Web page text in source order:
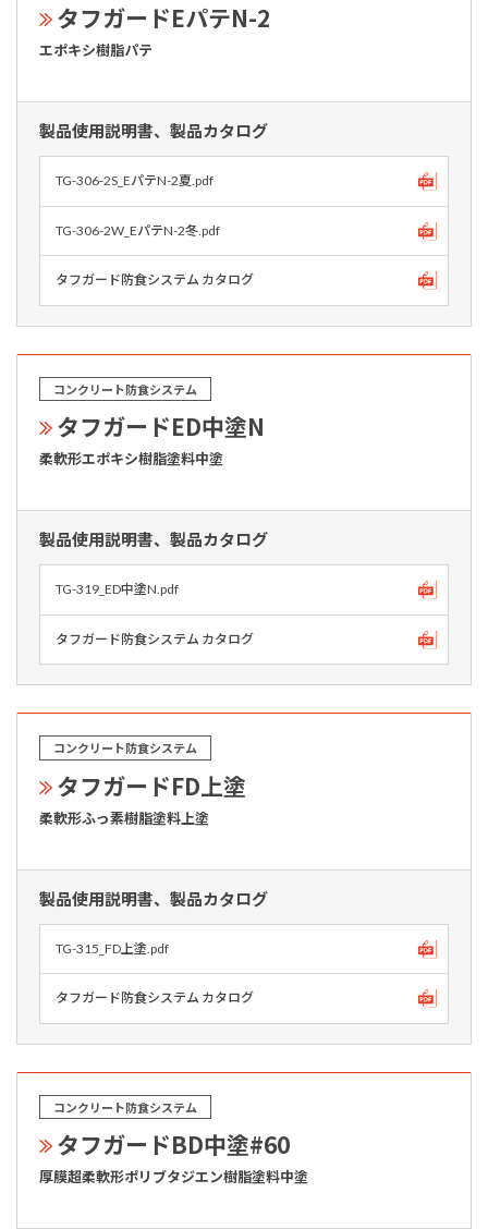
タフガードEパテN-2
エポキシ樹脂パテ
製品使用説明書、製品カタログ
TG-306-2S_EパテN-2夏.pdf
TG-306-2W_EパテN-2冬.pdf
タフガード防食システム カタログ
コンクリート防食システム
タフガードED中塗N
柔軟形エポキシ樹脂塗料中塗
製品使用説明書、製品カタログ
TG-319_ED中塗N.pdf
タフガード防食システム カタログ
コンクリート防食システム
タフガードFD上塗
柔軟形ふっ素樹脂塗料上塗
製品使用説明書、製品カタログ
TG-315_FD上塗.pdf
タフガード防食システム カタログ
コンクリート防食システム
タフガードBD中塗#60
厚膜超柔軟形ポリブタジエン樹脂塗料中塗